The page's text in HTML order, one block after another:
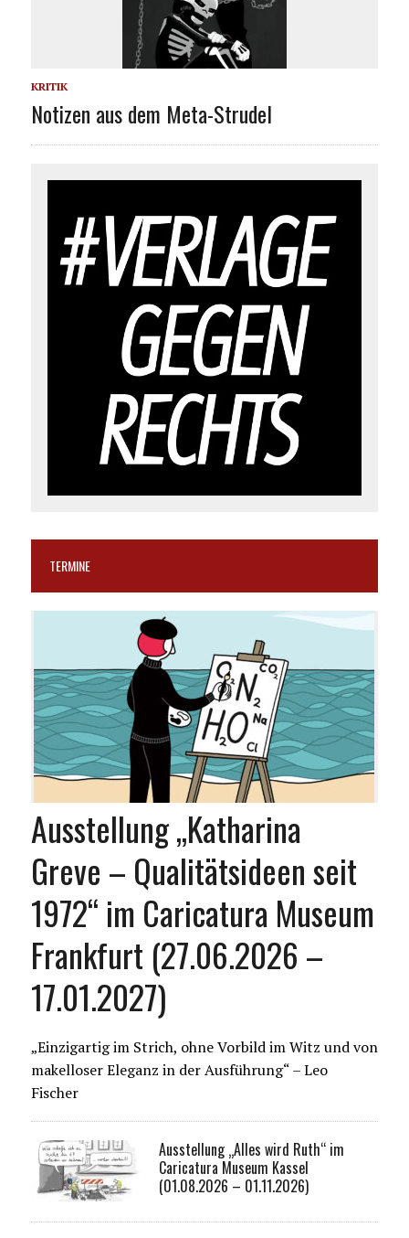
KRITIK
Notizen aus dem Meta-Strudel
TERMINE
Ausstellung „Katharina
Greve – Qualitätsideen seit
1972“ im Caricatura Museum
Frankfurt (27.06.2026 –
17.01.2027)
„Einzigartig im Strich, ohne Vorbild im Witz und von
makelloser Eleganz in der Ausführung“ – Leo
Fischer
Ausstellung „Alles wird Ruth“ im
Caricatura Museum Kassel
(01.08.2026 – 01.11.2026)